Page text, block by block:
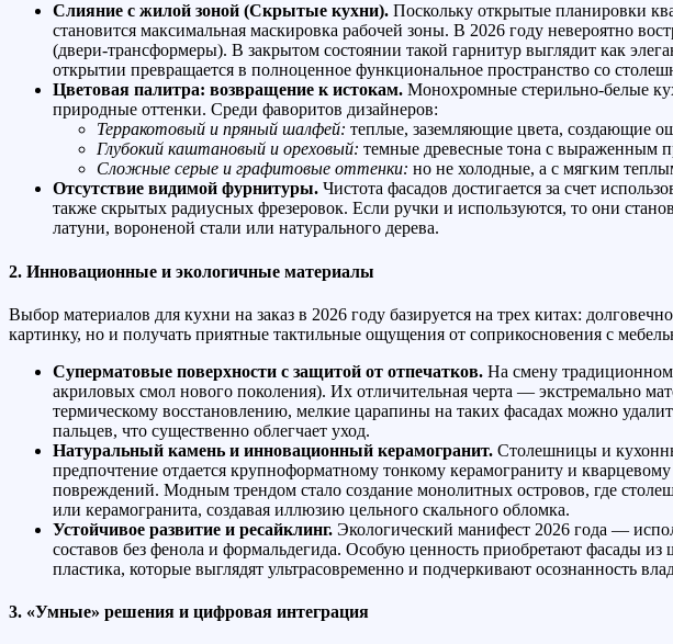
Слияние с жилой зоной (Скрытые кухни). Поскольку открытые планировки
становится максимальная маскировка рабочей зоны. В 2026 году невероятно
(двери-трансформеры). В закрытом состоянии такой гарнитур выглядит как
открытии превращается в полноценное функциональное пространство со
Цветовая палитра: возвращение к истокам. Монохромные стерильно-белые
природные оттенки. Среди фаворитов дизайнеров:
Терракотовый и пряный шалфей: теплые, заземляющие цвета, создающие
Глубокий каштановый и ореховый: темные древесные тона с выраженным
Сложные серые и графитовые оттенки: но не холодные, а с мягким
Отсутствие видимой фурнитуры. Чистота фасадов достигается за счет
также скрытых радиусных фрезеровок. Если ручки и используются, то они
латуни, вороненой стали или натурального дерева.
2. Инновационные и экологичные материалы
Выбор материалов для кухни на заказ в 2026 году базируется на трех китах:
картинку, но и получать приятные тактильные ощущения от соприкосновения с
Суперматовые поверхности с защитой от отпечатков. На смену
акриловых смол нового поколения). Их отличительная черта — экстремально
термическому восстановлению, мелкие царапины на таких фасадах можно
пальцев, что существенно облегчает уход.
Натуральный камень и инновационный керамогранит. Столешницы и
предпочтение отдается крупноформатному тонкому керамограниту и
повреждений. Модным трендом стало создание монолитных островов, где
или керамогранита, создавая иллюзию цельного скального обломка.
Устойчивое развитие и ресайклинг. Экологический манифест 2026 года —
составов без фенола и формальдегида. Особую ценность приобретают фасады
пластика, которые выглядят ультрасовременно и подчеркивают осознанность
3. «Умные» решения и цифровая интеграция